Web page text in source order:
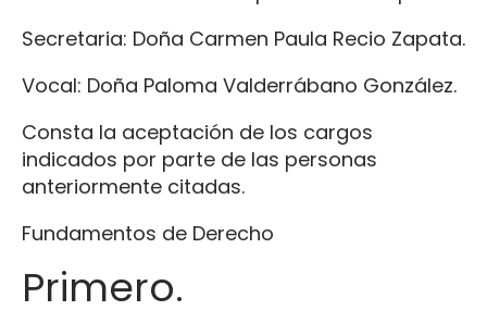
Secretaria: Doña Carmen Paula Recio Zapata.
Vocal: Doña Paloma Valderrábano González.
Consta la aceptación de los cargos
indicados por parte de las personas
anteriormente citadas.
Fundamentos de Derecho
Primero.